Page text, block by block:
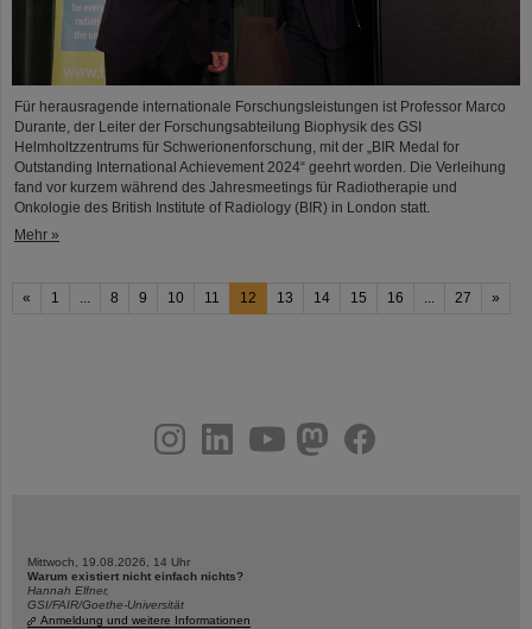
Für herausragende internationale Forschungsleistungen ist Professor Marco
Durante, der Leiter der Forschungsabteilung Biophysik des GSI
Helmholtzzentrums für Schwerionenforschung, mit der „BIR Medal for
Outstanding International Achievement 2024“ geehrt worden. Die Verleihung
fand vor kurzem während des Jahresmeetings für Radiotherapie und
Onkologie des British Institute of Radiology (BIR) in London statt.
Mehr »
« 1 ... 8 9 10 11 12 13 14 15 16 ... 27 »
youtubehelmholtz.socialfacebook
Mittwoch, 19.08.2026, 14 Uhr
Warum existiert nicht einfach nichts?
Hannah Elfner,
GSI/FAIR/Goethe-Universität
Anmeldung und weitere Informationen